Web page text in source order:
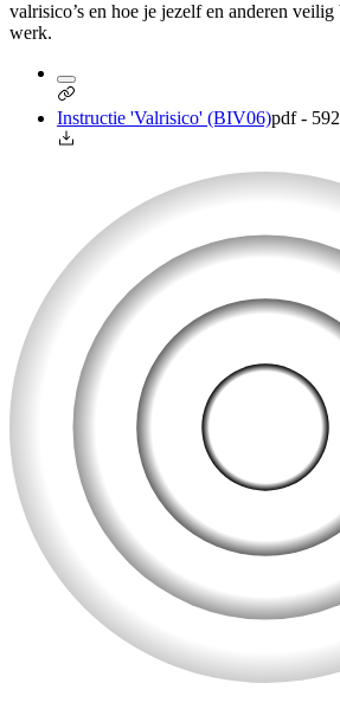
valrisico’s en hoe je jezelf en anderen
werk.
Instructie 'Valrisico' (BIV06)pdf -